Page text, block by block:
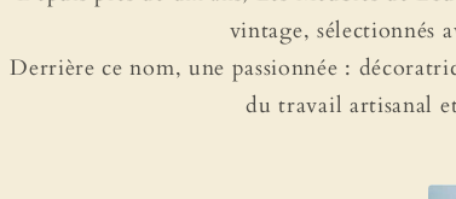
vintage, sélectionnés
Derrière ce nom, une passionnée :
du travail artisanal